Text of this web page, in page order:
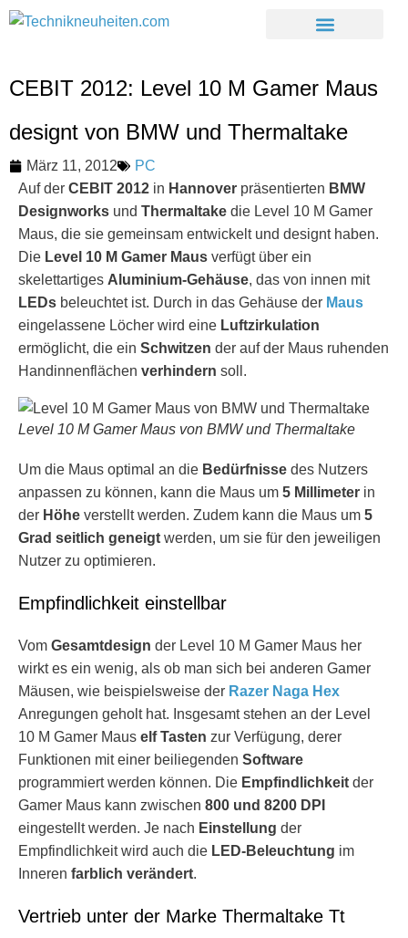
CEBIT 2012: Level 10 M Gamer Maus
designt von BMW und Thermaltake
März 11, 2012
PC
Auf der CEBIT 2012 in Hannover präsentierten BMW
Designworks und Thermaltake die Level 10 M Gamer
Maus, die sie gemeinsam entwickelt und designt haben.
Die Level 10 M Gamer Maus verfügt über ein
skelettartiges Aluminium-Gehäuse, das von innen mit
LEDs beleuchtet ist. Durch in das Gehäuse der Maus
eingelassene Löcher wird eine Luftzirkulation
ermöglicht, die ein Schwitzen der auf der Maus ruhenden
Handinnenflächen verhindern soll.
Level 10 M Gamer Maus von BMW und Thermaltake
Um die Maus optimal an die Bedürfnisse des Nutzers
anpassen zu können, kann die Maus um 5 Millimeter in
der Höhe verstellt werden. Zudem kann die Maus um 5
Grad seitlich geneigt werden, um sie für den jeweiligen
Nutzer zu optimieren.
Empfindlichkeit einstellbar
Vom Gesamtdesign der Level 10 M Gamer Maus her
wirkt es ein wenig, als ob man sich bei anderen Gamer
Mäusen, wie beispielsweise der Razer Naga Hex
Anregungen geholt hat. Insgesamt stehen an der Level
10 M Gamer Maus elf Tasten zur Verfügung, derer
Funktionen mit einer beiliegenden Software
programmiert werden können. Die Empfindlichkeit der
Gamer Maus kann zwischen 800 und 8200 DPI
eingestellt werden. Je nach Einstellung der
Empfindlichkeit wird auch die LED-Beleuchtung im
Inneren farblich verändert.
Vertrieb unter der Marke Thermaltake Tt